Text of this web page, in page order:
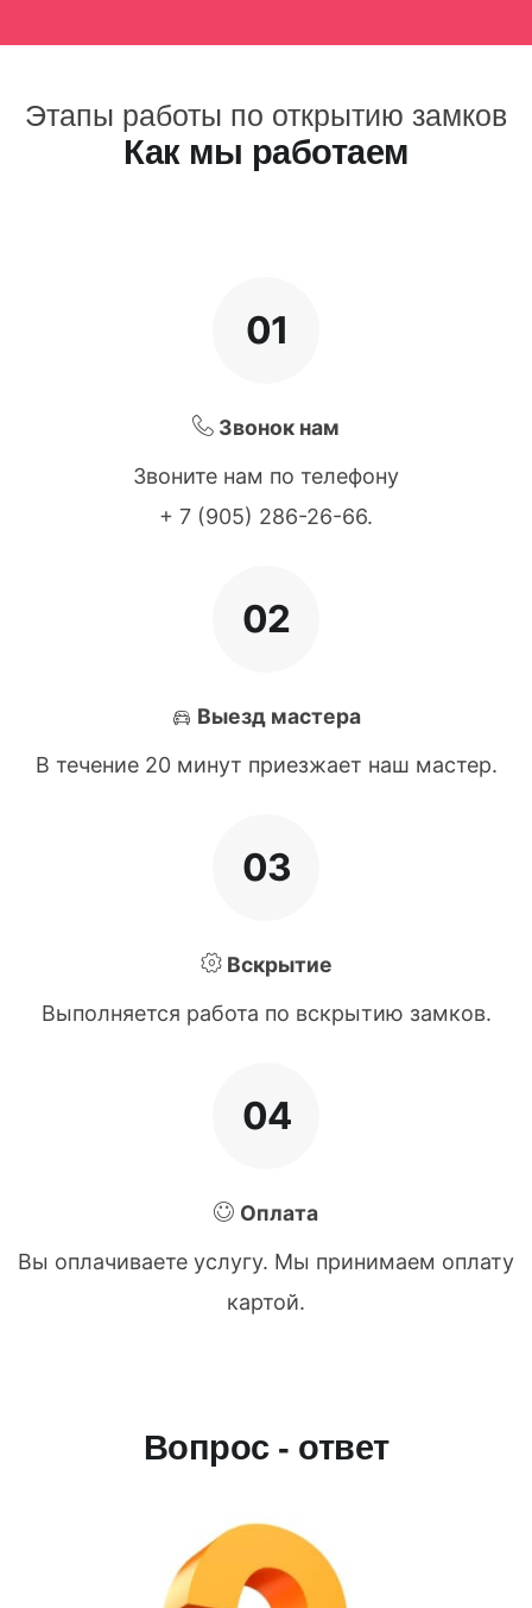
Этапы работы по открытию замков
Как мы работаем
01
Звонок нам
Звоните нам по телефону
+ 7 (905) 286-26-66.
02
Выезд мастера
В течение 20 минут приезжает наш мастер.
03
Вскрытие
Выполняется работа по вскрытию замков.
04
Оплата
Вы оплачиваете услугу. Мы принимаем оплату
картой.
Вопрос - ответ